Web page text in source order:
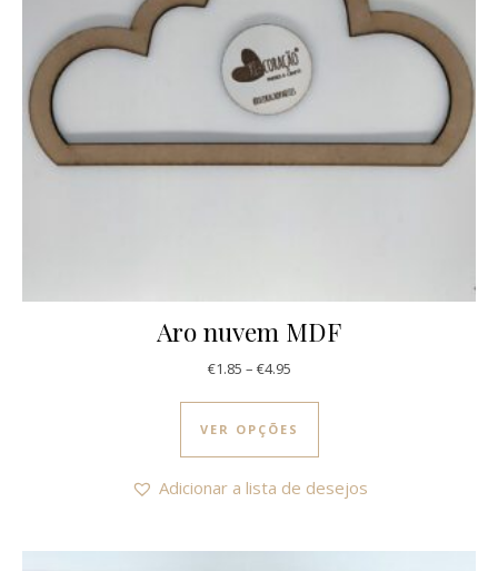
Aro nuvem MDF
€1.85 – €4.95Price range: €1.85 through
VER OPÇÕES
This product has
Adicionar a lista de desejos